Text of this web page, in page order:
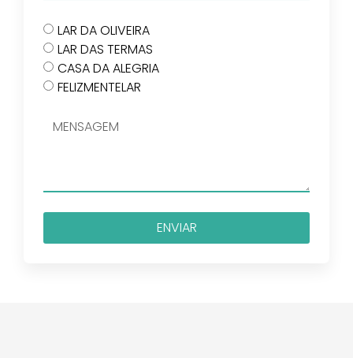
LAR DA OLIVEIRA
LAR DAS TERMAS
CASA DA ALEGRIA
FELIZMENTELAR
ENVIAR